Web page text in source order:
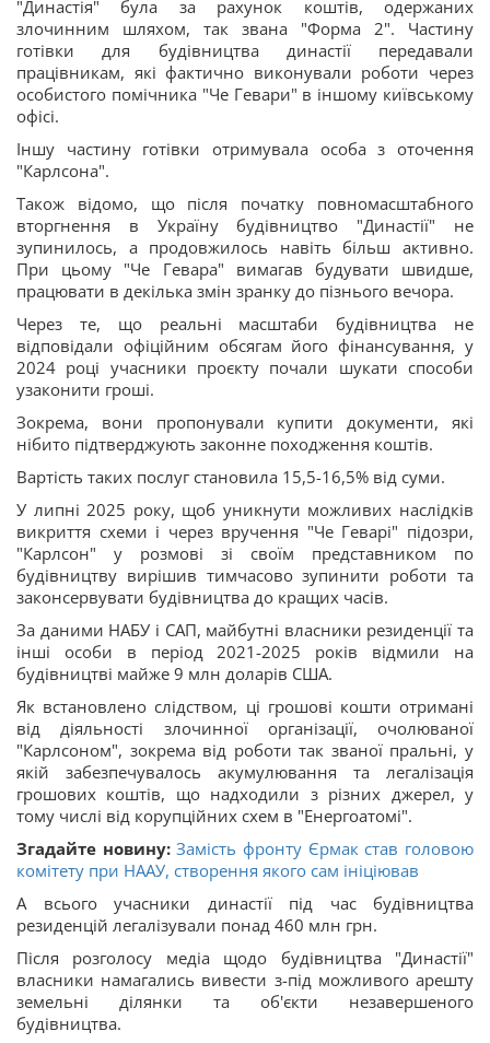
"Династія" була за рахунок коштів, одержаних
злочинним шляхом, так звана "Форма 2". Частину
готівки для будівництва династії передавали
працівникам, які фактично виконували роботи через
особистого помічника "Че Гевари" в іншому київському
офісі.
Іншу частину готівки отримувала особа з оточення
"Карлсона".
Також відомо, що після початку повномасштабного
вторгнення в Україну будівництво "Династії" не
зупинилось, а продовжилось навіть більш активно.
При цьому "Че Гевара" вимагав будувати швидше,
працювати в декілька змін зранку до пізнього вечора.
Через те, що реальні масштаби будівництва не
відповідали офіційним обсягам його фінансування, у
2024 році учасники проєкту почали шукати способи
узаконити гроші.
Зокрема, вони пропонували купити документи, які
нібито підтверджують законне походження коштів.
Вартість таких послуг становила 15,5-16,5% від суми.
У липні 2025 року, щоб уникнути можливих наслідків
викриття схеми і через вручення "Че Геварі" підозри,
"Карлсон" у розмові зі своїм представником по
будівництву вирішив тимчасово зупинити роботи та
законсервувати будівництва до кращих часів.
За даними НАБУ і САП, майбутні власники резиденції та
інші особи в період 2021-2025 років відмили на
будівництві майже 9 млн доларів США.
Як встановлено слідством, ці грошові кошти отримані
від діяльності злочинної організації, очолюваної
"Карлсоном", зокрема від роботи так званої пральні, у
якій забезпечувалось акумулювання та легалізація
грошових коштів, що надходили з різних джерел, у
тому числі від корупційних схем в "Енергоатомі".
Згадайте новину: Замість фронту Єрмак став головою
комітету при НААУ, створення якого сам ініціював
А всього учасники династії під час будівництва
резиденцій легалізували понад 460 млн грн.
Після розголосу медіа щодо будівництва "Династії"
власники намагались вивести з-під можливого арешту
земельні ділянки та об'єкти незавершеного
будівництва.